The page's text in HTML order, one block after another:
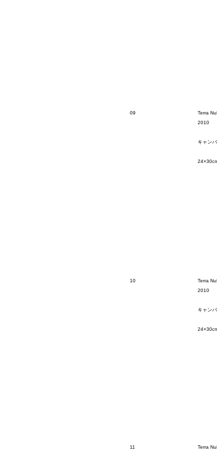
09
Terra
2010
キャン
10
Terra
2010
キャン
11
Terra